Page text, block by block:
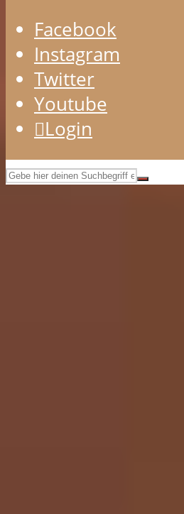
Facebook
Instagram
Twitter
Youtube
Login